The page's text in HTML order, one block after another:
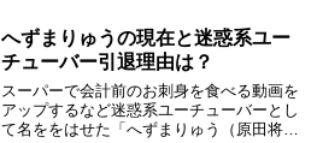
した。マホトさんには過去にも逮捕歴があ
るようで、...
へずまりゅうの現在と迷惑系ユー
チューバー引退理由は？
スーパーで会計前のお刺身を食べる動画を
アップするなど迷惑系ユーチューバーとし
て名ををはせた「へずまりゅう（原田将